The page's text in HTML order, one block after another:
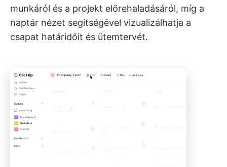
munkáról és a projekt előrehaladásáról, míg a
naptár nézet segítségével vizualizálhatja a
csapat határidőit és ütemtervét.